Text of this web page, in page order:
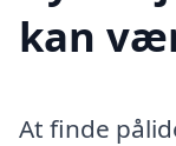
kan
At finde